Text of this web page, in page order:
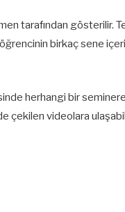
tarafından gösterilir.
öğrencinin birkaç sene
herhangi bir seminere
çekilen videolara